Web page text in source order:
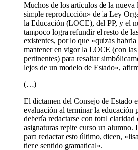
Muchos de los artículos de la nueva
simple reproducción» de la Ley
la Educación (LOCE), del PP, y el
tampoco logra refundir el resto de
existentes, por lo que «quizás habría
mantener en vigor la LOCE (con las
pertinentes) para resaltar
lejos de un modelo de Estado»,
(…)
El dictamen del Consejo de Estado
evaluación al terminar la educación
debería redactarse con total claridad
asignaturas repite curso un alumno.
para redactar esto último, dicen,
tiene sentido gramatical».